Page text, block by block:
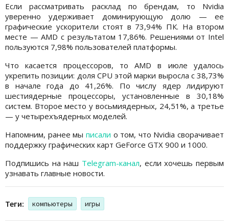
Если рассматривать расклад по брендам, то Nvidia
уверенно удерживает доминирующую долю — ее
графические ускорители стоят в 73,94% ПК. На втором
месте — AMD с результатом 17,86%. Решениями от Intel
пользуются 7,98% пользователей платформы.
Что касается процессоров, то AMD в июле удалось
укрепить позиции: доля CPU этой марки выросла с 38,73%
в начале года до 41,26%. По числу ядер лидируют
шестиядерные процессоры, установленные в 30,18%
систем. Второе место у восьмиядерных, 24,51%, а третье
— у четырехъядерных моделей.
Напомним, ранее мы писали о том, что Nvidia сворачивает
поддержку графических карт GeForce GTX 900 и 1000.
Подпишись на наш Telegram-канал, если хочешь первым
узнавать главные новости.
Теги: компьютеры игры